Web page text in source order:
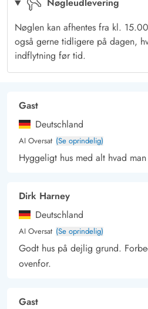
jagt efter muslinger og sten, kan I
og nyde den friske havluft. Her er
udforske og gå på opdagelse
skinner, eller vinden suser.
Nøgleudlevering
Nøglen kan afhentes fra kl.
også gerne tidligere på dagen,
indflytning før tid.
Gast
Deutschland
AI Oversat (Se oprindelig)
Hyggeligt hus med alt hvad
Dirk Harney
Deutschland
AI Oversat (Se oprindelig)
Godt hus på dejlig grund.
ovenfor.
Gast